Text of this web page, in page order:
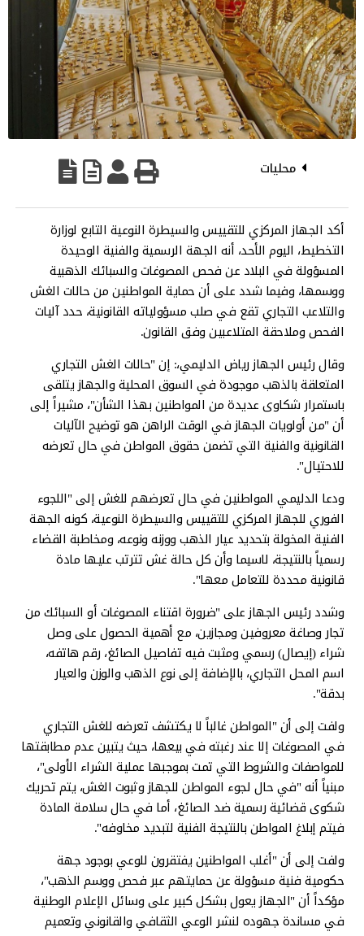
محليات
أكد الجهاز المركزي للتقييس والسيطرة النوعية التابع لوزارة
التخطيط، اليوم الأحد، أنه الجهة الرسمية والفنية الوحيدة
المسؤولة في البلاد عن فحص المصوغات والسبائك الذهبية
ووسمها، وفيما شدد على أن حماية المواطنين من حالات الغش
والتلاعب التجاري تقع في صلب مسؤولياته القانونية، حدد آليات
الفحص وملاحقة المتلاعبين وفق القانون.
وقال رئيس الجهاز رياض الدليمي،: إن "حالات الغش التجاري
المتعلقة بالذهب موجودة في السوق المحلية والجهاز يتلقى
باستمرار شكاوى عديدة من المواطنين بهذا الشأن"، مشيراً إلى
أن "من أولويات الجهاز في الوقت الراهن هو توضيح الآليات
القانونية والفنية التي تضمن حقوق المواطن في حال تعرضه
للاحتيال".
ودعا الدليمي المواطنين في حال تعرضهم للغش إلى "اللجوء
الفوري للجهاز المركزي للتقييس والسيطرة النوعية، كونه الجهة
الفنية المخولة بتحديد عيار الذهب ووزنه ونوعه، ومخاطبة القضاء
رسمياً بالنتيجة، لاسيما وأن كل حالة غش تترتب عليها مادة
قانونية محددة للتعامل معها".
وشدد رئيس الجهاز على "ضرورة اقتناء المصوغات أو السبائك من
تجار وصاغة معروفين ومجازين، مع أهمية الحصول على وصل
شراء (إيصال) رسمي ومثبت فيه تفاصيل الصائغ، رقم هاتفه،
اسم المحل التجاري، بالإضافة إلى نوع الذهب والوزن والعيار
بدقة".
ولفت إلى أن "المواطن غالباً لا يكتشف تعرضه للغش التجاري
في المصوغات إلا عند رغبته في بيعها، حيث يتبين عدم مطابقتها
للمواصفات والشروط التي تمت بموجبها عملية الشراء الأولى"،
مبنياً أنه "في حال لجوء المواطن للجهاز وثبوت الغش، يتم تحريك
شكوى قضائية رسمية ضد الصائغ، أما في حال سلامة المادة
فيتم إبلاغ المواطن بالنتيجة الفنية لتبديد مخاوفه".
ولفت إلى أن "أغلب المواطنين يفتقرون للوعي بوجود جهة
حكومية فنية مسؤولة عن حمايتهم عبر فحص ووسم الذهب"،
مؤكداً أن "الجهاز يعول بشكل كبير على وسائل الإعلام الوطنية
في مساندة جهوده لنشر الوعي الثقافي والقانوني وتعميم